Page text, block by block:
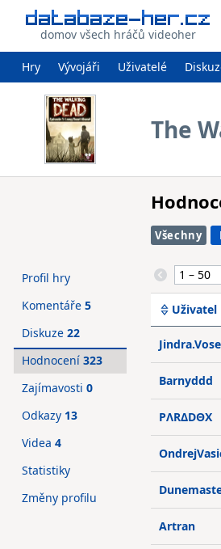
domov všech hráčů videoher
Hry Vývojáři Uživatelé
The
Všechny
Uživatel
Barnyddd
PΛRΔDΘX
Artran
Profil hry
Komentáře 5
Diskuze 22
Hodnocení 323
Zajímavosti 0
Odkazy 13
Videa 4
Statistiky
Změny profilu